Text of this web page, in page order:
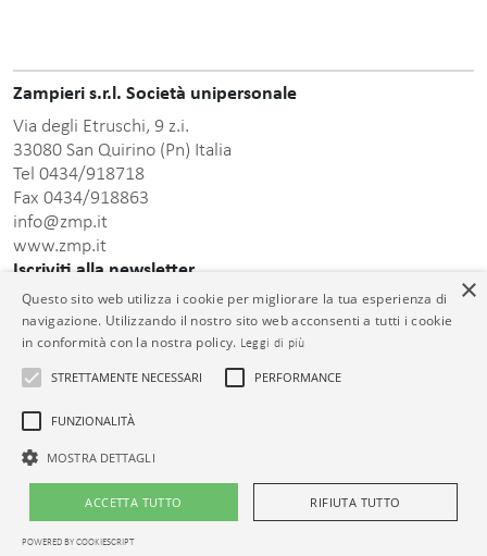
Zampieri s.r.l. Società unipersonale
Via degli Etruschi, 9 z.i.
33080 San Quirino (Pn) Italia
Tel 0434/918718
Fax 0434/918863
info@zmp.it
www.zmp.it
Iscriviti alla newsletter
Inserisci indirizzo Email
Dopo aver preso visione della presente
privacyacconsento al trattamento dei dati personali comunicati.
© Zampieri s.r.l. Unipersonale C.F. e P.IVA 01399000932 Cap. Soc. €
26.000,00 i.v. Reg. Impr. PN 01399000932 R.E.A. PN-73913
Termini d’uso
×
Questo sito web utilizza i cookie per migliorare la tua esperienza di
navigazione. Utilizzando il nostro sito web acconsenti a tutti i cookie
in conformità con la nostra policy. Leggi di più
STRETTAMENTE NECESSARI PERFORMANCE
FUNZIONALITÀ
MOSTRA DETTAGLI
ACCETTA TUTTO RIFIUTA TUTTO
POWERED BY COOKIESCRIPT